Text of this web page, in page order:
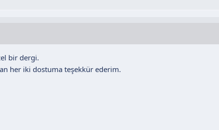
bir dergi.
her iki dostuma teşekkür ederim.